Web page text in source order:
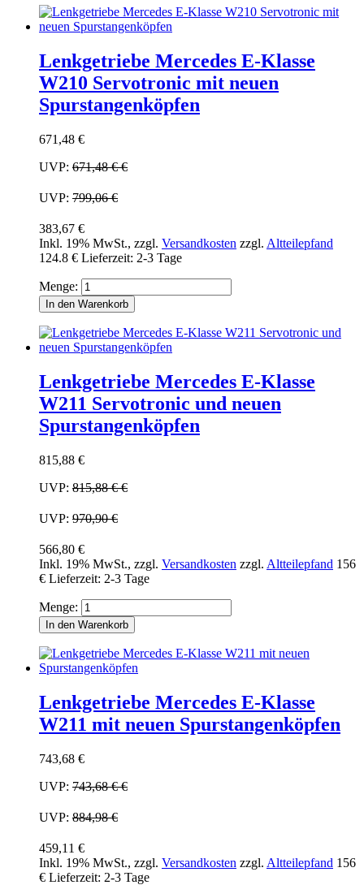
Lenkgetriebe Mercedes E-Klasse
W210 Servotronic mit neuen
Spurstangenköpfen
671,48 €
UVP: 671,48 €€
UVP: 799,06 €
383,67 €
Inkl. 19% MwSt., zzgl. Versandkosten zzgl. Altteilepfand
124.8 € Lieferzeit: 2-3 Tage
Menge:
In den Warenkorb
Lenkgetriebe Mercedes E-Klasse
W211 Servotronic und neuen
Spurstangenköpfen
815,88 €
UVP: 815,88 €€
UVP: 970,90 €
566,80 €
Inkl. 19% MwSt., zzgl. Versandkosten zzgl. Altteilepfand 156
€ Lieferzeit: 2-3 Tage
Menge:
In den Warenkorb
Lenkgetriebe Mercedes E-Klasse
W211 mit neuen Spurstangenköpfen
743,68 €
UVP: 743,68 €€
UVP: 884,98 €
459,11 €
Inkl. 19% MwSt., zzgl. Versandkosten zzgl. Altteilepfand 156
€ Lieferzeit: 2-3 Tage